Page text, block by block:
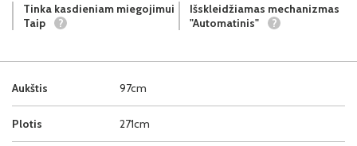
Aukštis 97cm
Plotis 271cm
Tinka kasdieniam miegojimui
Taip
?
Išskleidžiamas mechanizmas
"Automatinis"
?